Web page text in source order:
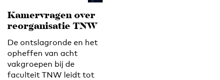
Kamervragen over
reorganisatie TNW
De ontslagronde en het
opheffen van acht
vakgroepen bij de
faculteit TNW leidt tot